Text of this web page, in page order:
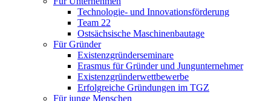
Technologie- und Innovationsförderung
Team 22
Ostsächsische Maschinenbautage
Für Gründer
Existenzgründerseminare
Erasmus für Gründer und Jungunternehmer
Existenzgründerwettbewerbe
Erfolgreiche Gründungen im TGZ
Für junge Menschen